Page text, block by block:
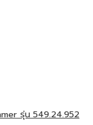
รุ่น 549.24.952